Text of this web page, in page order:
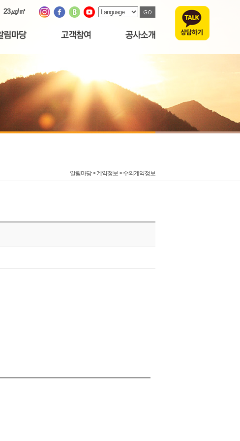
23㎍/㎥
알림마당 > 계약정보 >수의계약정보